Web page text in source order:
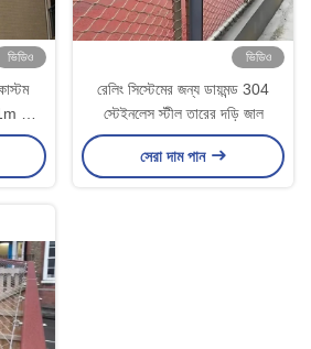
ভিডিও
থেকে
ভিডিও
রেলিং সিস্টেমের জন্য ডায়মন্ড 304
স্টেইনলেস স্টীল তারের দড়ি জাল
সেরা দাম পান